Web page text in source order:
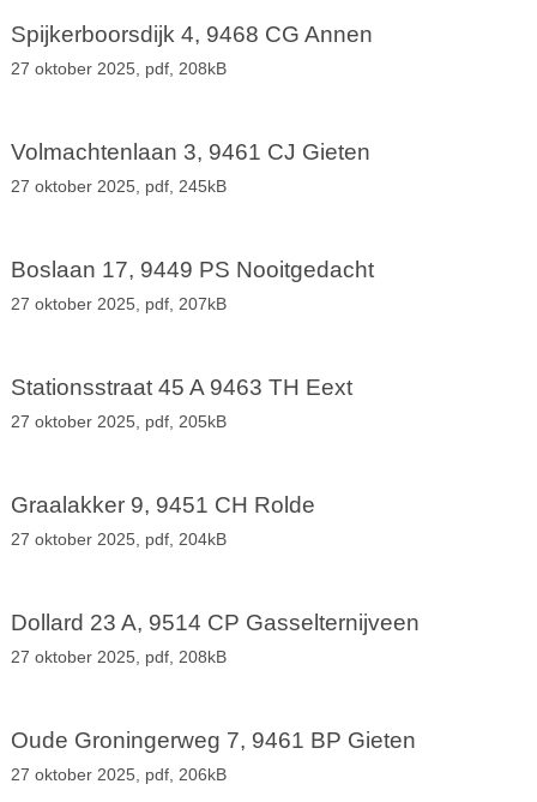
Spijkerboorsdijk 4, 9468 CG Annen
27 oktober 2025, pdf, 208kB
Volmachtenlaan 3, 9461 CJ Gieten
27 oktober 2025, pdf, 245kB
Boslaan 17, 9449 PS Nooitgedacht
27 oktober 2025, pdf, 207kB
Stationsstraat 45 A 9463 TH Eext
27 oktober 2025, pdf, 205kB
Graalakker 9, 9451 CH Rolde
27 oktober 2025, pdf, 204kB
Dollard 23 A, 9514 CP Gasselternijveen
27 oktober 2025, pdf, 208kB
Oude Groningerweg 7, 9461 BP Gieten
27 oktober 2025, pdf, 206kB